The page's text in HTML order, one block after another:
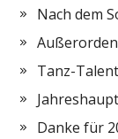
Nach dem
Tanz-
Danke für